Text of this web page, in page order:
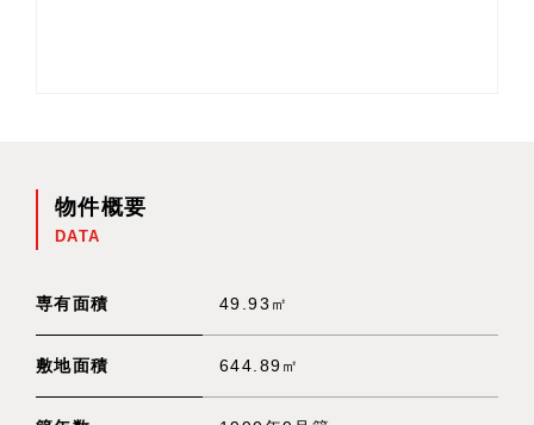
物件概要
DATA
専有面積 49.93㎡
敷地面積 644.89㎡